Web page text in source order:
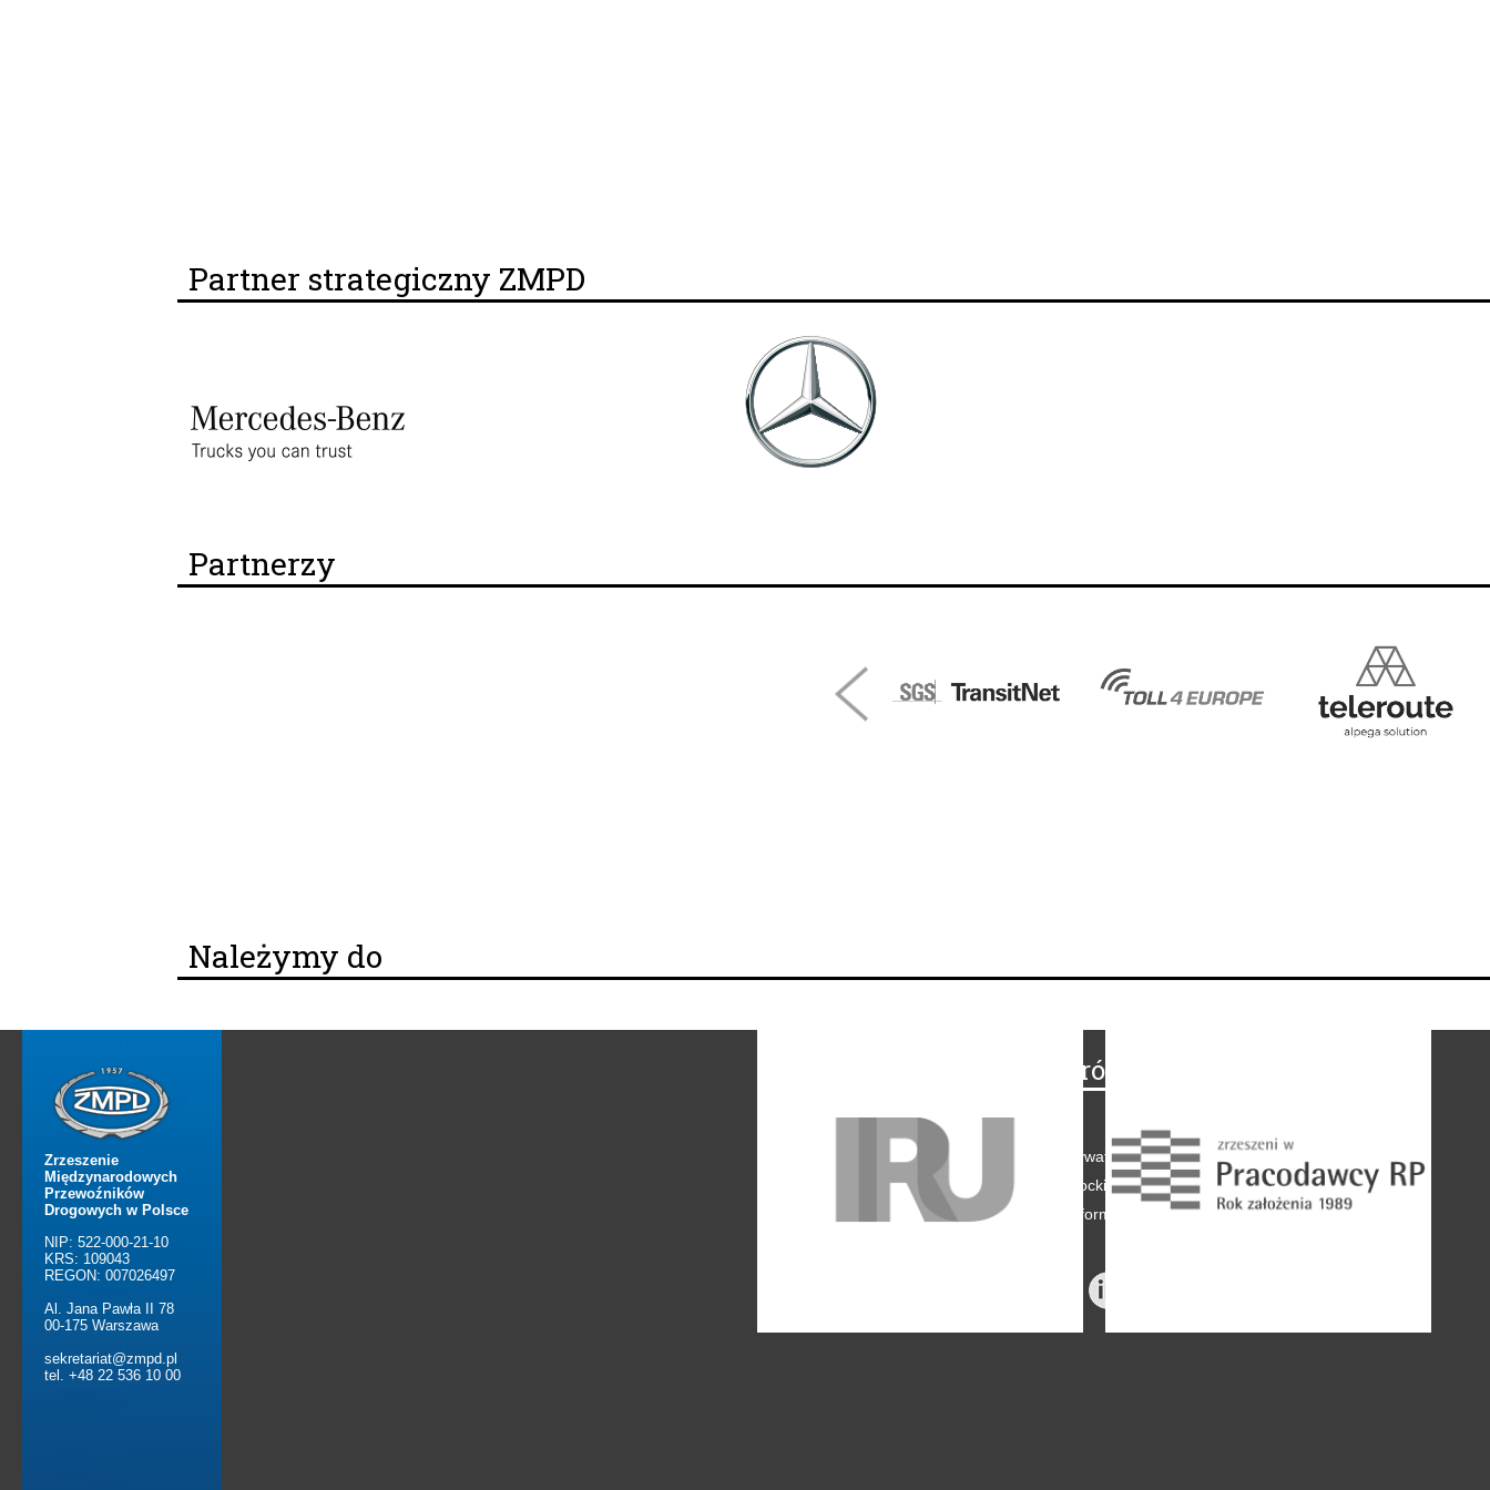
Partner strategiczny ZMPD
Partnerzy
Należymy do
Zrzeszenie
Międzynarodowych
Przewoźników
Drogowych w Polsce
NIP: 522-000-21-10
KRS: 109043
REGON: 007026497
Al. Jana Pawła II 78
00-175 Warszawa
sekretariat@zmpd.pl
tel. +48 22 536 10 00
Na skróty
Polityka prywatności
Polityka coockies
-Klauzule informacyjne